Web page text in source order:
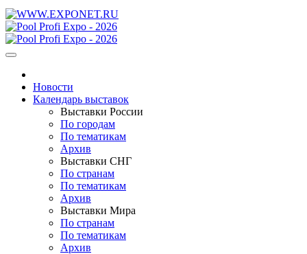
Новости
Календарь выставок
Выставки России
По городам
По тематикам
Архив
Выставки СНГ
По странам
По тематикам
Архив
Выставки Мира
По странам
По тематикам
Архив